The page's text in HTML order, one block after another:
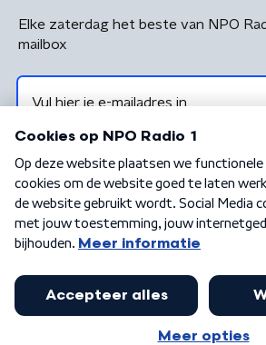
Elke zaterdag het beste van NPO
mailbox
Algemene voorwaarden